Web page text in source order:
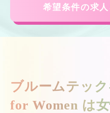
希望条件の求
ブルームテッ
for Women は